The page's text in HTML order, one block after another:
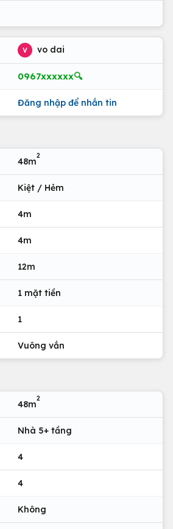
V vo dai
0967xxxxxx🔍
Đăng nhập để nhắn tin
48m
2
Kiệt / Hẻm
4m
4m
12m
1 mặt tiền
1
Vuông vắn
48m
2
Nhà 5+ tầng
4
4
Không